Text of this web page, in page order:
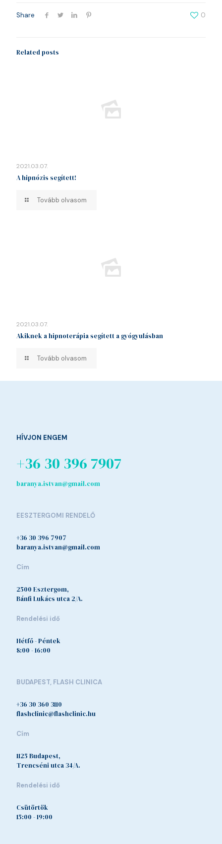
Share 0
Related posts
2021.03.07.
A hipnózis segített!
Tovább olvasom
2021.03.07.
Akiknek a hipnoterápia segített a gyógyulásban
Tovább olvasom
HÍVJON ENGEM
+36 30 396 7907
baranya.istvan@gmail.com
EESZTERGOMI RENDELŐ
+36 30 396 7907
baranya.istvan@gmail.com
Cím
2500 Esztergom,
Bánfi Lukács utca 2/A.
Rendelési idő
Hétfő - Péntek
8:00 - 16:00
BUDAPEST, FLASH CLINICA
+36 30 360 3110
flashclinic@flashclinic.hu
Cím
1125 Budapest,
Trencséni utca 34/A.
Rendelési idő
Csütörtök
15:00 - 19:00